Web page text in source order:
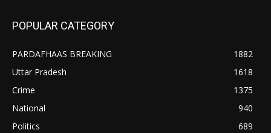
POPULAR CATEGORY
PARDAFHAAS BREAKING
1882
Uttar Pradesh
1618
Crime
1375
National
940
Politics
689